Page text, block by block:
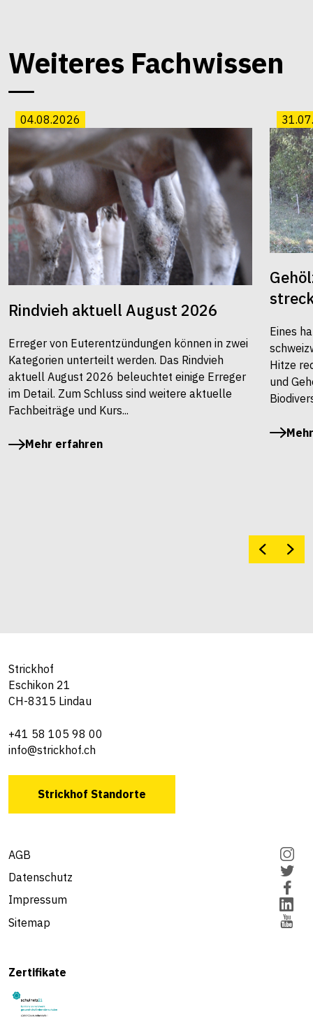
Weiteres Fachwissen
04.08.2026
Rindvieh aktuell August 2026
Erreger von Euterentzündungen können in zwei
Kategorien unterteilt werden. Das Rindvieh
aktuell August 2026 beleuchtet einige Erreger
im Detail. Zum Schluss sind weitere aktuelle
Fachbeiträge und Kurs...
Mehr erfahren
Eines
Hitze
und
Strickhof
Eschikon 21
CH-8315 Lindau
+41 58 105 98 00
info@strickhof.ch
Strickhof Standorte
AGB
Datenschutz
Impressum
Sitemap
Zertifikate